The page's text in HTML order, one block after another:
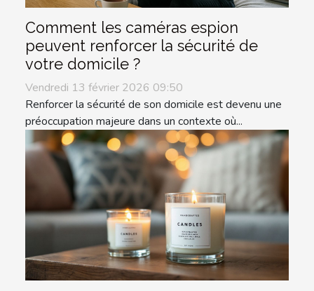
Comment les caméras espion
peuvent renforcer la sécurité de
votre domicile ?
Vendredi 13 février 2026 09:50
Renforcer la sécurité de son domicile est devenu une
préoccupation majeure dans un contexte où...